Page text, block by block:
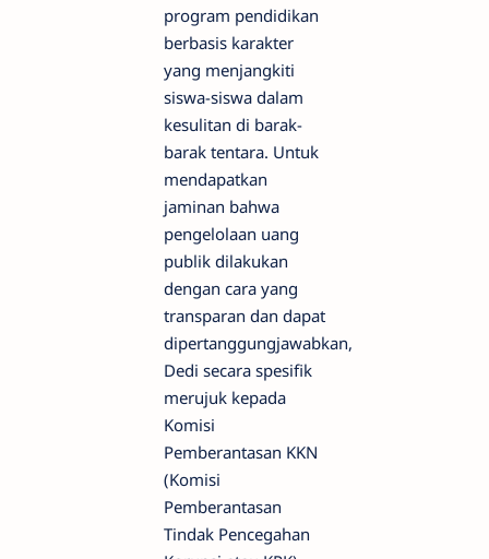
program pendidikan
berbasis karakter
yang menjangkiti
siswa-siswa dalam
kesulitan di barak-
barak tentara. Untuk
mendapatkan
jaminan bahwa
pengelolaan uang
publik dilakukan
dengan cara yang
transparan dan dapat
dipertanggungjawabkan,
Dedi secara spesifik
merujuk kepada
Komisi
Pemberantasan KKN
(Komisi
Pemberantasan
Tindak Pencegahan